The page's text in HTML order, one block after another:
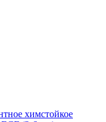
химстойкое